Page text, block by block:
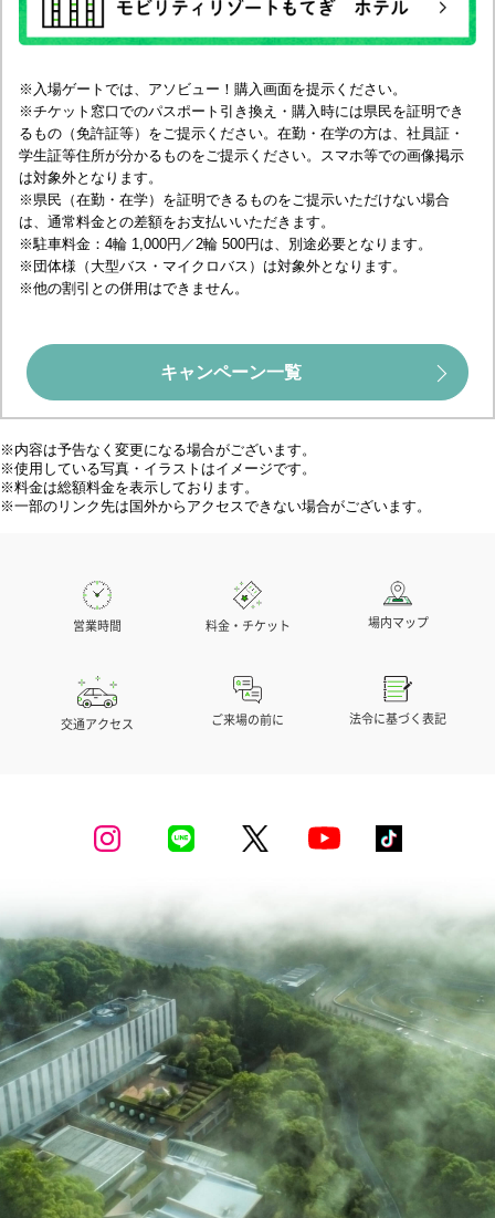
※入場ゲートでは、アソビュー！購入画面を提示ください。
※チケット窓口でのパスポート引き換え・購入時には県民を証明でき
るもの（免許証等）をご提示ください。在勤・在学の方は、社員証・
学生証等住所が分かるものをご提示ください。スマホ等での画像掲示
は対象外となります。
※県民（在勤・在学）を証明できるものをご提示いただけない場合
は、通常料金との差額をお支払いいただきます。
※駐車料金：4輪 1,000円／2輪 500円は、別途必要となります。
※団体様（大型バス・マイクロバス）は対象外となります。
※他の割引との併用はできません。
キャンペーン一覧
※内容は予告なく変更になる場合がございます。
※使用している写真・イラストはイメージです。
※料金は総額料金を表示しております。
※一部のリンク先は国外からアクセスできない場合がございます。
営業時間 料金・チケット 場内マップ
交通アクセス ご来場の前に 法令に基づく表記